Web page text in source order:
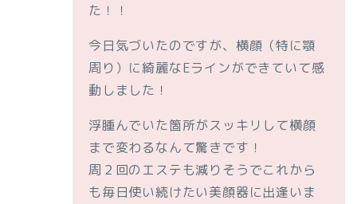
た！！
今日気づいたのですが、横顔（特に顎
周り）に綺麗なEラインができていて感
動しました！
浮腫んでいた箇所がスッキリして横顔
まで変わるなんて驚きです！
周２回のエステも減りそうでこれから
も毎日使い続けたい美顔器に出逢いま